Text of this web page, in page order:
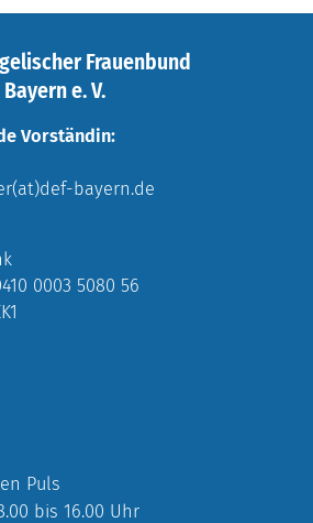
Frauenbund
e. V.
Vorständin:
bayern.de
0003 5080 56
Puls
bis 16.00 Uhr